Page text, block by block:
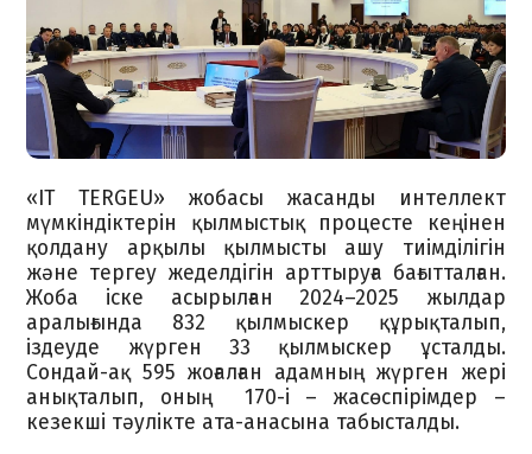
«IT TERGEU» жобасы жасанды интеллект
мүмкіндіктерін қылмыстық процесте кеңінен
қолдану арқылы қылмысты ашу тиімділігін
және тергеу жеделдігін арттыруға бағытталған.
Жоба іске асырылған 2024–2025 жылдар
аралығында 832 қылмыскер құрықталып,
іздеуде жүрген 33 қылмыскер ұсталды.
Сондай-ақ 595 жоғалған адамның жүрген жері
анықталып, оның 170-і – жасөспірімдер –
кезекші тәулікте ата-анасына табысталды.